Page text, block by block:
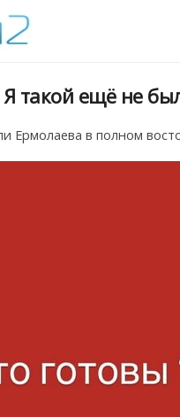
такой ещё не
Ермолаева в полном